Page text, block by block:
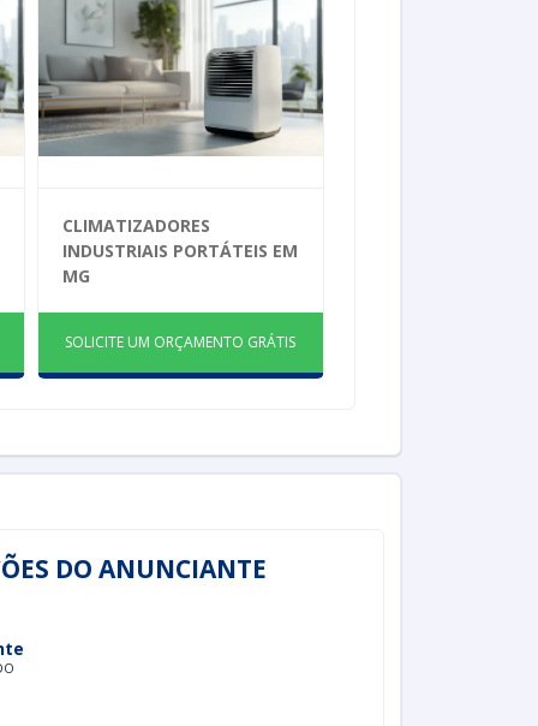
CLIMATIZADORES
INDUSTRIAIS PORTÁTEIS EM
MG
SOLICITE UM ORÇAMENTO GRÁTIS
DO ANUNCIANTE